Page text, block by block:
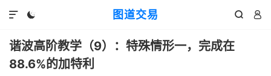
图道交易
  

谐波高阶教学（9）：特殊情形一，完成在
88.6%的加特利